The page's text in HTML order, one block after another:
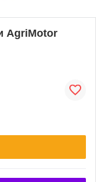
AgriMotor